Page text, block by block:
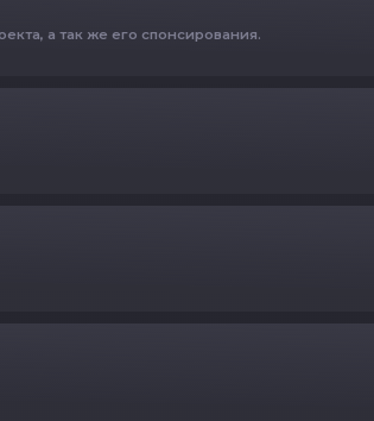
а так же его спонсирования.